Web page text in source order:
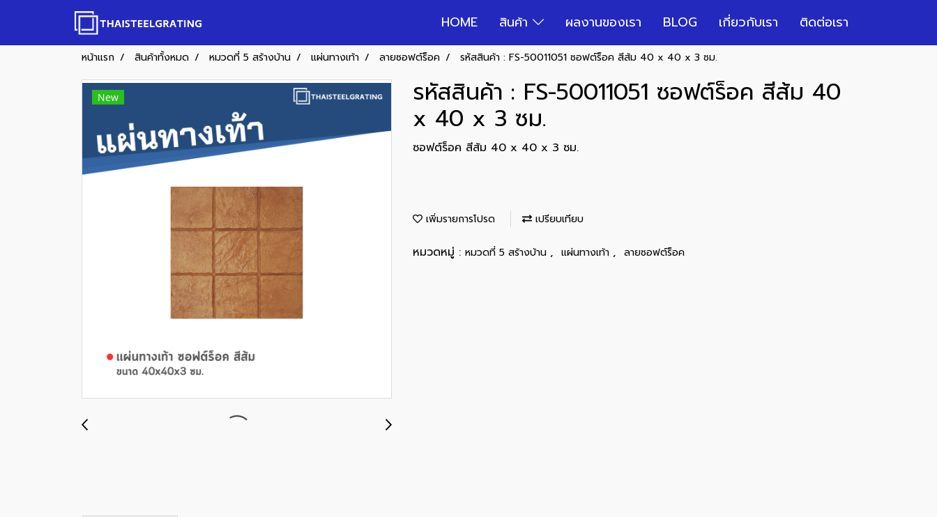
HOME สินค้า ผลงานของเรา BLOG เกี่ยวกับเรา ติดต่อเรา
หน้าแรก สินค้าทั้งหมด หมวดที่ 5 สร้างบ้าน แผ่นทางเท้า ลายซอฟต์ร็อค รหัสสินค้า : FS-50011051 ซอฟต์ร็อค สีส้ม 40 x 40 x 3 ซม.
New รหัสสินค้า : FS-50011051 ซอฟต์ร็อค สีส้ม 40
x 40 x 3 ซม.
ซอฟต์ร็อค สีส้ม 40 x 40 x 3 ซม.
เพิ่มรายการโปรด เปรียบเทียบ
หมวดหมู่ : หมวดที่ 5 สร้างบ้าน , แผ่นทางเท้า , ลายซอฟต์ร็อค